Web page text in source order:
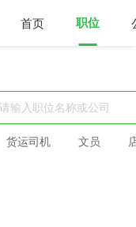
首页 职位
货运司机 文员